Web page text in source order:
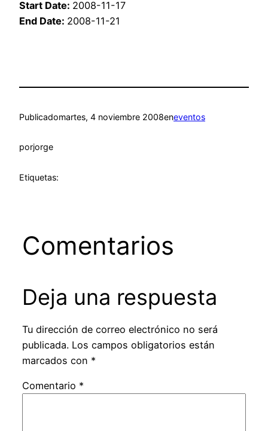
Start Date: 2008-11-17
End Date: 2008-11-21
Publicadomartes, 4 noviembre 2008eneventos
porjorge
Etiquetas:
Comentarios
Deja una respuesta
Tu dirección de correo electrónico no será
publicada. Los campos obligatorios están
marcados con *
Comentario *